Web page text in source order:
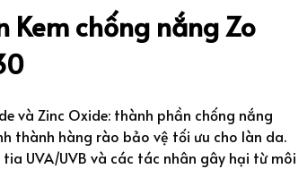
Kem chống nắng Zo
và Zinc Oxide: thành phần chống nắng
thành hàng rào bảo vệ tối ưu cho làn da.
UVA/UVB và các tác nhân gây hại từ môi